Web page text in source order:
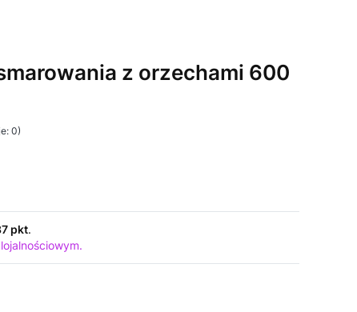
z orzechami 600
0)
pkt.